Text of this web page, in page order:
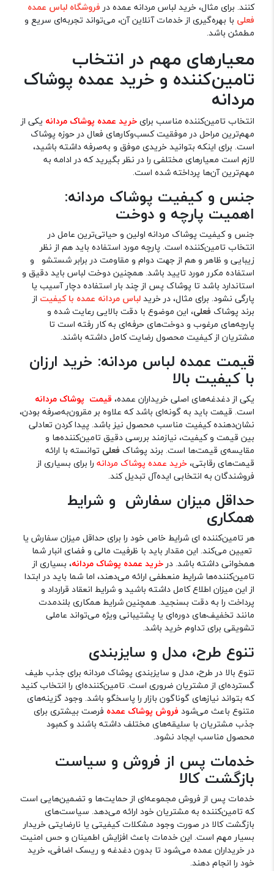
کنند. برای مثال، خرید لباس مردانه عمده در فروشگاه لباس عمده
فعلی با بهره‌گیری از خدمات آنلاین آن، می‌تواند تجربه‌ای سریع و
مطمئن باشد.
معیارهای مهم در انتخاب
تامین‌کننده و خرید عمده پوشاک
مردانه
انتخاب تامین‌کننده مناسب برایخرید عمده پوشاک مردانه یکی از
مهم‌ترین مراحل در موفقیت کسب‌وکارهای فعال در حوزه پوشاک
است. برای اینکه بتوانید خریدی موفق و به‌صرفه داشته باشید،
لازم است معیارهای مختلفی را در نظر بگیرید که در ادامه به
مهم‌ترین آن‌ها پرداخته شده است.
جنس و کیفیت پوشاک مردانه:
اهمیت پارچه و دوخت
جنس و کیفیت پوشاک مردانه اولین و حیاتی‌ترین عامل در
انتخاب تامین‌کننده است. پارچه مورد استفاده باید هم از نظر
زیبایی و ظاهر و هم از جهت دوام و مقاومت در برابر شستشو و
استفاده مکرر مورد تایید باشد. همچنین دوخت لباس باید دقیق و
استاندارد باشد تا پوشاک پس از چند بار استفاده دچار آسیب یا
پارگی نشود. برای مثال، در خریدلباس مردانه عمده با کیفیت از
برند پوشاک فعلی، این موضوع با دقت بالایی رعایت شده و
پارچه‌های مرغوب و دوخت‌های حرفه‌ای به کار رفته است تا
مشتریان از کیفیت محصول رضایت کامل داشته باشند.
قیمت عمده لباس مردانه: خرید ارزان
با کیفیت بالا
یکی از دغدغه‌های اصلی خریداران عمده، قیمت پوشاک مردانه
است. قیمت باید به گونه‌ای باشد که علاوه بر مقرون‌به‌صرفه بودن،
نشان‌دهنده کیفیت مناسب محصول نیز باشد. پیدا کردن تعادلی
بین قیمت و کیفیت، نیازمند بررسی دقیق تامین‌کننده‌ها و
مقایسه‌ی قیمت‌ها است. برند پوشاک فعلی توانسته با ارائه
قیمت‌های رقابتی،خرید عمده پوشاک مردانه را برای بسیاری از
فروشندگان به انتخابی ایده‌آل تبدیل کند.
حداقل میزان سفارش و شرایط
همکاری
هر تامین‌کننده ای شرایط خاص خود را برای حداقل میزان سفارش یا
تعیین می‌کند. این مقدار باید با ظرفیت مالی و فضای انبار شما
همخوانی داشته باشد. در خرید عمده پوشاک مردانه، بسیاری از
تامین‌کننده‌ها شرایط منعطفی ارائه می‌دهند، اما شما باید در ابتدا
از این میزان اطلاع کامل داشته باشید و شرایط انعقاد قرارداد و
پرداخت را به دقت بسنجید. همچنین شرایط همکاری بلندمدت
مانند تخفیف‌های دوره‌ای یا پشتیبانی ویژه می‌تواند عاملی
تشویقی برای تداوم خرید باشد.
تنوع طرح، مدل و سایزبندی
تنوع بالا در طرح، مدل و سایزبندی پوشاک مردانه برای جذب طیف
گسترده‌ای از مشتریان ضروری است. تامین‌کننده‌ای را انتخاب کنید
که بتواند نیازهای گوناگون بازار را پاسخگو باشد. وجود گزینه‌های
متنوع باعث می‌شود فروش پوشاک عمده فرصت بیشتری برای
جذب مشتریان با سلیقه‌های مختلف داشته باشند و کمبود
محصول مناسب ایجاد نشود.
خدمات پس از فروش و سیاست
بازگشت کالا
خدمات پس از فروش مجموعه‌ای از حمایت‌ها و تضمین‌هایی است
که تامین‌کننده به مشتریان خود ارائه می‌دهد. سیاست‌های
بازگشت کالا در صورت وجود مشکلات کیفیتی یا نارضایتی خریدار
بسیار مهم است. این خدمات باعث افزایش اطمینان و حس امنیت
در خریداران عمده می‌شود تا بدون دغدغه و ریسک اضافی، خرید
خود را انجام دهند.